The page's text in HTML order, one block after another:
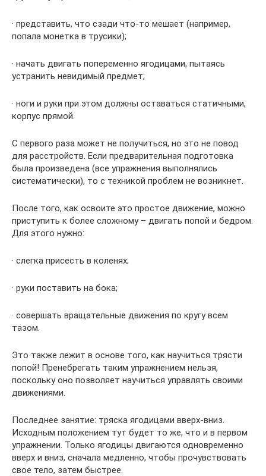
· представить, что сзади что-то мешает (например,
попала монетка в трусики);
· начать двигать попеременно ягодицами, пытаясь
устранить невидимый предмет;
· ноги и руки при этом должны оставаться статичными,
корпус прямой.
С первого раза может не получиться, но это не повод
для расстройств. Если предварительная подготовка
была произведена (все упражнения выполнялись
систематически), то с техникой проблем не возникнет.
После того, как освоите это простое движение, можно
приступить к более сложному – двигать попой и бедром.
Для этого нужно:
· слегка присесть в коленях;
· руки поставить на бока;
· ​совершать вращательные движения по кругу всем
тазом.
Это также лежит в основе того, как научиться трясти
попой! Пренебрегать таким упражнением нельзя,
поскольку оно позволяет научиться управлять своими
движениями.
Последнее занятие: тряска ягодицами вверх-вниз.
Исходным положением тут будет то же, что и в первом
упражнении. Только ягодицы двигаются одновременно
вверх и вниз, сначала медленно, чтобы прочувствовать
свое тело, затем быстрее.